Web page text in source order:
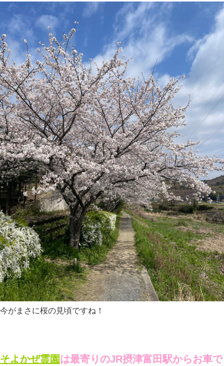
今がまさに桜の見頃ですね！
そよかぜ霊園は最寄りのJR摂津富田駅からお車で